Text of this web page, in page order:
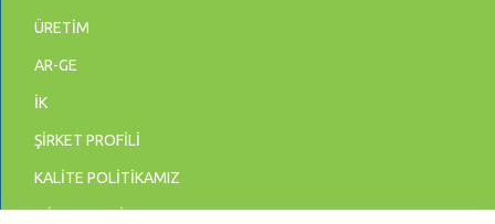
ÜRETİM
AR-GE
İK
ŞİRKET PROFİLİ
KALİTE POLİTİKAMIZ
MİSYON & VİZYON